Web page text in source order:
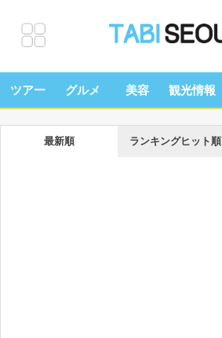
ツアー グルメ 美容 観光情報
最新順 ランキングヒット順